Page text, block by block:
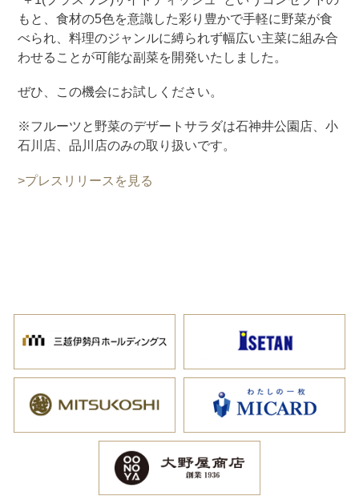
もと、食材の5色を意識した彩り豊かで手軽に野菜が食
べられ、料理のジャンルに縛られず幅広い主菜に組み合
わせることが可能な副菜を開発いたしました。
ぜひ、この機会にお試しください。
※フルーツと野菜のデザートサラダは石神井公園店、小
石川店、品川店のみの取り扱いです。
>プレスリリースを見る